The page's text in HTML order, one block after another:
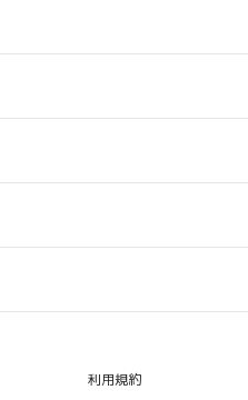
利用規約